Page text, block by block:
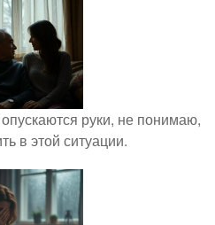
руки, не понимаю,
в этой ситуации.